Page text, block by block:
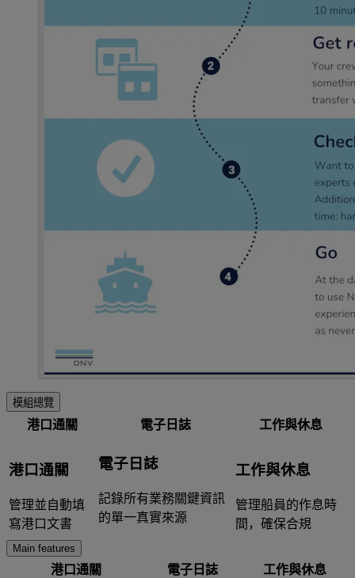
模組總覽
港口通關 電子日誌 工作與休息
港口通關
管理並自動填
寫港口文書
電子日誌
記錄所有業務關鍵資訊
的單一真實來源
工作與休息
管理船員的作息時
間，確保合規
Main features
港口通關 電子日誌 工作與休息